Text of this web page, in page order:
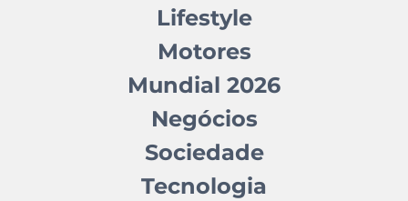
Lifestyle
Motores
Mundial 2026
Negócios
Sociedade
Tecnologia